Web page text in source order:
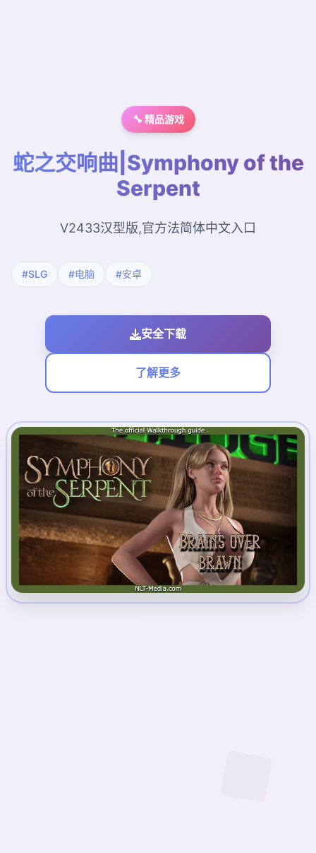
🔧 精品游戏
蛇之交响曲|Symphony of the
Serpent
V2433汉型版,官方法简体中文入口
#SLG #电脑 #安卓
安全下载
了解更多